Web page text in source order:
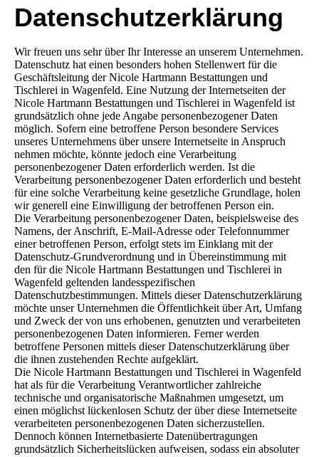
Datenschutzerklärung
Wir freuen uns sehr über Ihr Interesse an unserem Unternehmen.
Datenschutz hat einen besonders hohen Stellenwert für die
Geschäftsleitung der Nicole Hartmann Bestattungen und
Tischlerei in Wagenfeld. Eine Nutzung der Internetseiten der
Nicole Hartmann Bestattungen und Tischlerei in Wagenfeld ist
grundsätzlich ohne jede Angabe personenbezogener Daten
möglich. Sofern eine betroffene Person besondere Services
unseres Unternehmens über unsere Internetseite in Anspruch
nehmen möchte, könnte jedoch eine Verarbeitung
personenbezogener Daten erforderlich werden. Ist die
Verarbeitung personenbezogener Daten erforderlich und besteht
für eine solche Verarbeitung keine gesetzliche Grundlage, holen
wir generell eine Einwilligung der betroffenen Person ein.
Die Verarbeitung personenbezogener Daten, beispielsweise des
Namens, der Anschrift, E-Mail-Adresse oder Telefonnummer
einer betroffenen Person, erfolgt stets im Einklang mit der
Datenschutz-Grundverordnung und in Übereinstimmung mit
den für die Nicole Hartmann Bestattungen und Tischlerei in
Wagenfeld geltenden landesspezifischen
Datenschutzbestimmungen. Mittels dieser Datenschutzerklärung
möchte unser Unternehmen die Öffentlichkeit über Art, Umfang
und Zweck der von uns erhobenen, genutzten und verarbeiteten
personenbezogenen Daten informieren. Ferner werden
betroffene Personen mittels dieser Datenschutzerklärung über
die ihnen zustehenden Rechte aufgeklärt.
Die Nicole Hartmann Bestattungen und Tischlerei in Wagenfeld
hat als für die Verarbeitung Verantwortlicher zahlreiche
technische und organisatorische Maßnahmen umgesetzt, um
einen möglichst lückenlosen Schutz der über diese Internetseite
verarbeiteten personenbezogenen Daten sicherzustellen.
Dennoch können Internetbasierte Datenübertragungen
grundsätzlich Sicherheitslücken aufweisen, sodass ein absoluter